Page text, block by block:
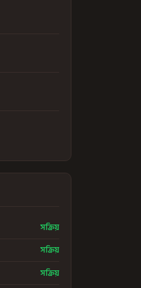
সক্রিয়
সক্রিয়
সক্রিয়